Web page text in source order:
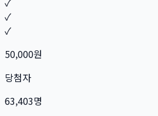
✓
✓
50,000원
당첨자
63,403명